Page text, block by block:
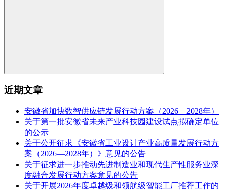
近期文章
安徽省加快数智供应链发展行动方案（2026—2028年）
关于第一批安徽省未来产业科技园建设试点拟确定单位
的公示
关于公开征求《安徽省工业设计产业高质量发展行动方
案（2026—2028年）》意见的公告
关于征求进一步推动先进制造业和现代生产性服务业深
度融合发展行动方案意见的公告
关于开展2026年度卓越级和领航级智能工厂推荐工作的